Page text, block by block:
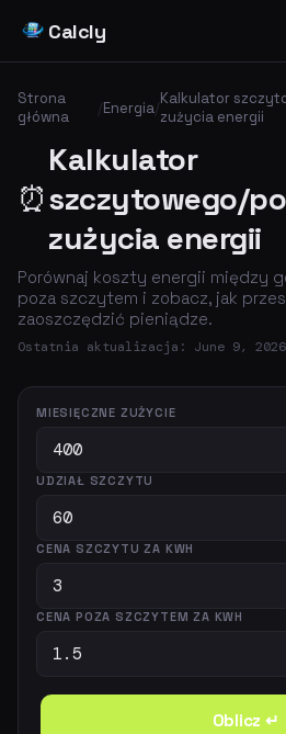
Calcly
Strona
główna
/Energia/Kalkulator
zużycia energii
⏰
Kalkulator
szczytowego/
zużycia energii
Porównaj koszty energii między
poza szczytem i zobacz, jak
zaoszczędzić pieniądze.
Ostatnia aktualizacja: June 9, 2026
MIESIĘCZNE ZUŻYCIE
UDZIAŁ SZCZYTU
CENA SZCZYTU ZA KWH
CENA POZA SZCZYTEM ZA KWH
Oblicz ↵